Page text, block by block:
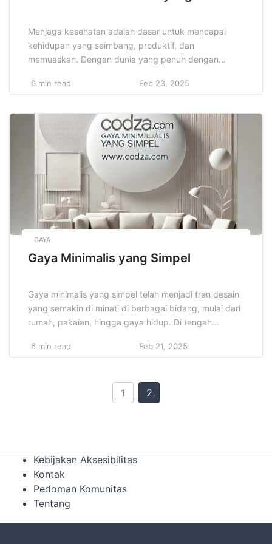
Menjaga kesehatan adalah dasar untuk mencapai
kehidupan yang seimbang, produktif, dan
memuaskan. Dengan dunia yang penuh dengan
menyadari pentingnya pola hidup sehat. Namun,
mempertahankan gaya hidup sehat. Kami akan
membahas berbagai kunci sehat lebih baik yang
efektif, yang akan membantu Anda […]
6 min read Feb 23, 2025
GAYA
Gaya Minimalis yang Simpel
Gaya minimalis yang simpel telah menjadi tren desain
yang semakin di minati di berbagai bidang, mulai dari
rumah, pakaian, hingga gaya hidup. Di tengah
banyak orang mulai merasa terbebani oleh banyaknya
untuk masalah ini dengan […]
6 min read Feb 21, 2025
1 2
Kebijakan Aksesibilitas
Kontak
Pedoman Komunitas
Tentang